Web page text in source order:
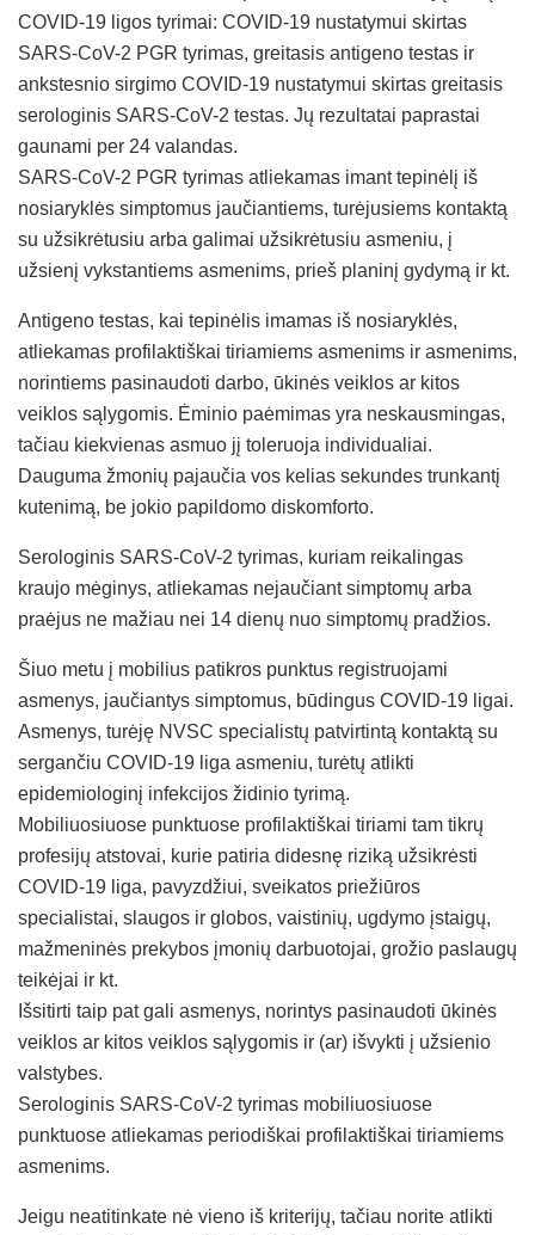
COVID-19 ligos tyrimai: COVID-19 nustatymui skirtas
SARS-CoV-2 PGR tyrimas, greitasis antigeno testas ir
ankstesnio sirgimo COVID-19 nustatymui skirtas greitasis
serologinis SARS-CoV-2 testas. Jų rezultatai paprastai
gaunami per 24 valandas.
SARS-CoV-2 PGR tyrimas atliekamas imant tepinėlį iš
nosiaryklės simptomus jaučiantiems, turėjusiems kontaktą
su užsikrėtusiu arba galimai užsikrėtusiu asmeniu, į
užsienį vykstantiems asmenims, prieš planinį gydymą ir kt.
Antigeno testas, kai tepinėlis imamas iš nosiaryklės,
atliekamas profilaktiškai tiriamiems asmenims ir asmenims,
norintiems pasinaudoti darbo, ūkinės veiklos ar kitos
veiklos sąlygomis. Ėminio paėmimas yra neskausmingas,
tačiau kiekvienas asmuo jį toleruoja individualiai.
Dauguma žmonių pajaučia vos kelias sekundes trunkantį
kutenimą, be jokio papildomo diskomforto.
Serologinis SARS-CoV-2 tyrimas, kuriam reikalingas
kraujo mėginys, atliekamas nejaučiant simptomų arba
praėjus ne mažiau nei 14 dienų nuo simptomų pradžios.
Šiuo metu į mobilius patikros punktus registruojami
asmenys, jaučiantys simptomus, būdingus COVID-19 ligai.
Asmenys, turėję NVSC specialistų patvirtintą kontaktą su
sergančiu COVID-19 liga asmeniu, turėtų atlikti
epidemiologinį infekcijos židinio tyrimą.
Mobiliuosiuose punktuose profilaktiškai tiriami tam tikrų
profesijų atstovai, kurie patiria didesnę riziką užsikrėsti
COVID-19 liga, pavyzdžiui, sveikatos priežiūros
specialistai, slaugos ir globos, vaistinių, ugdymo įstaigų,
mažmeninės prekybos įmonių darbuotojai, grožio paslaugų
teikėjai ir kt.
Išsitirti taip pat gali asmenys, norintys pasinaudoti ūkinės
veiklos ar kitos veiklos sąlygomis ir (ar) išvykti į užsienio
valstybes.
Serologinis SARS-CoV-2 tyrimas mobiliuosiuose
punktuose atliekamas periodiškai profilaktiškai tiriamiems
asmenims.
Jeigu neatitinkate nė vieno iš kriterijų, tačiau norite atlikti